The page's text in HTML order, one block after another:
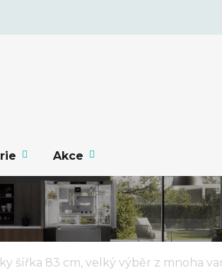
Akce
šířka 83 cm, velký výběr z mnoha